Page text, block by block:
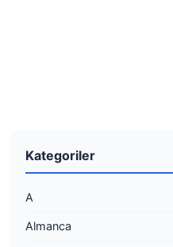
Kategoriler
A
Almanca